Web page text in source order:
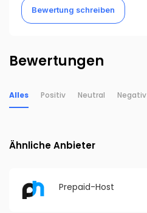
Bewertung schreiben
Bewertungen
Alles Positiv Neutral Negativ
Ähnliche Anbieter
Prepaid-Host